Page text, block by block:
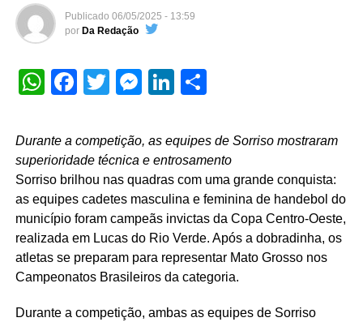
Publicado 06/05/2025 - 13:59
por Da Redação
WhatsApp
Facebook
TwitterMessenger
LinkedIn
Durante a competição, as equipes de Sorriso mostraram
superioridade técnica e entrosamento
Sorriso brilhou nas quadras com uma grande conquista:
as equipes cadetes masculina e feminina de handebol do
município foram campeãs invictas da Copa Centro-Oeste,
realizada em Lucas do Rio Verde. Após a dobradinha, os
atletas se preparam para representar Mato Grosso nos
Campeonatos Brasileiros da categoria.
Durante a competição, ambas as equipes de Sorriso